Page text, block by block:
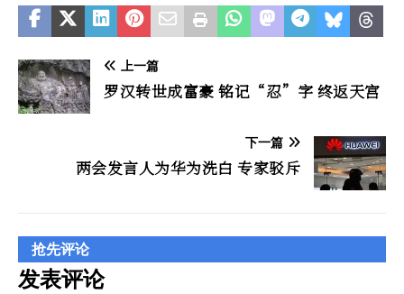
上一篇
罗汉转世成富豪 铭记“忍”字 终返天宫
下一篇
两会发言人为华为洗白 专家驳斥
抢先评论
发表评论